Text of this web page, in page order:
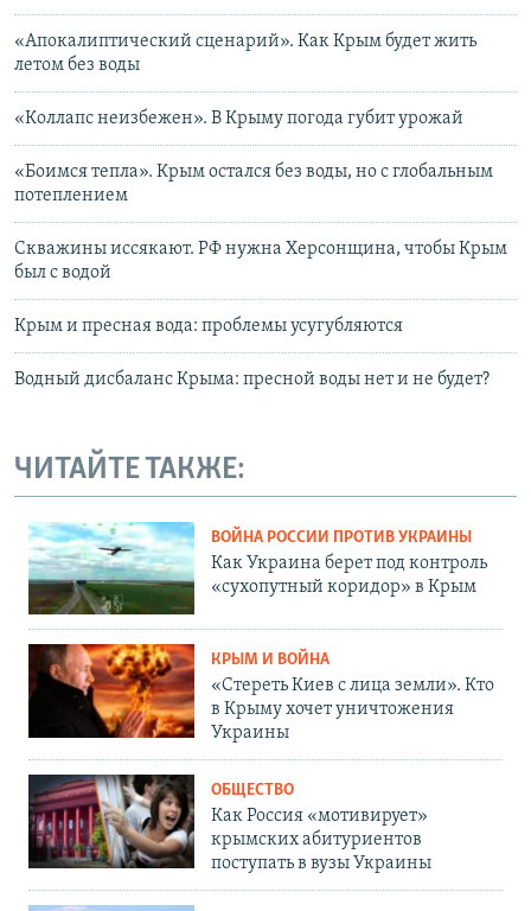
«Апокалиптический сценарий». Как Крым будет жить
летом без воды
«Коллапс неизбежен». В Крыму погода губит урожай
«Боимся тепла». Крым остался без воды, но с глобальным
потеплением
Скважины иссякают. РФ нужна Херсонщина, чтобы Крым
был с водой
Крым и пресная вода: проблемы усугубляются
Водный дисбаланс Крыма: пресной воды нет и не будет?
ЧИТАЙТЕ ТАКЖЕ:
ВОЙНА РОССИИ ПРОТИВ УКРАИНЫ
Как Украина берет под контроль
«сухопутный коридор» в Крым
КРЫМ И ВОЙНА
«Стереть Киев с лица земли». Кто
в Крыму хочет уничтожения
Украины
ОБЩЕСТВО
Как Россия «мотивирует»
крымских абитуриентов
поступать в вузы Украины